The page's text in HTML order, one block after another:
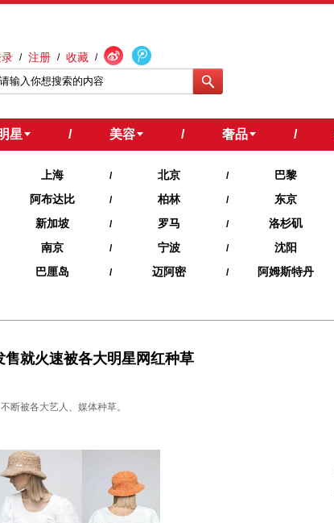
/ 注册 / 收藏 /
星 / 美容 / 奢品 /
上海 / 北京 / 巴黎
阿布达比 / 柏林 / 东京
新加坡 / 罗马 / 洛杉矶
南京 / 宁波 / 沈阳
巴厘岛 / 迈阿密 / 阿姆斯特丹
就火速被各大明星网红种草
断被各大艺人、媒体种草。